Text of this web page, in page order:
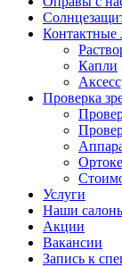
Контактные
Капли
Проверка
Услуги
Наши
Акции
Вакансии
Запись к